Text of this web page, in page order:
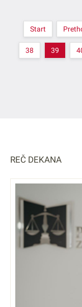
Start
38 39
REČ DEKANA